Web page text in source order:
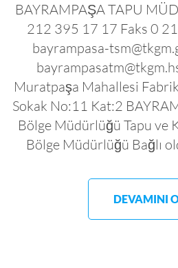
BAYRAMPAŞA TAPU
212 395 17 17 Faks 0
bayrampasa-
Muratpaşa Mahallesi
Sokak No:11 Kat:2
Bölge Müdürlüğü Tapu ve
Bölge Müdürlüğü Bağlı
DEVAMINI